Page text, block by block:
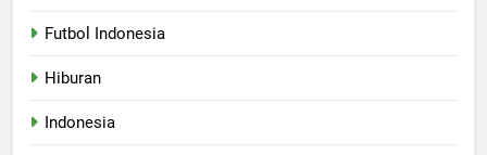
Futbol Indonesia
Hiburan
Indonesia